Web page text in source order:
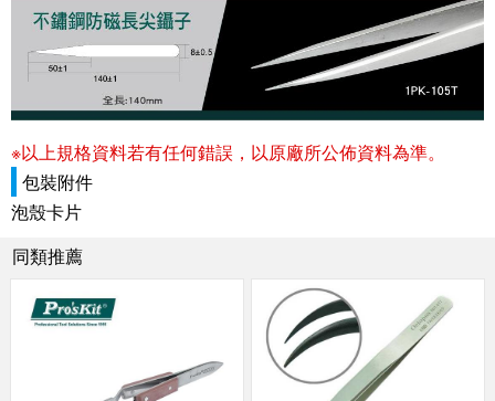
※以上規格資料若有任何錯誤，以原廠所公佈資料為準。
包裝附件
泡殼卡片
同類推薦